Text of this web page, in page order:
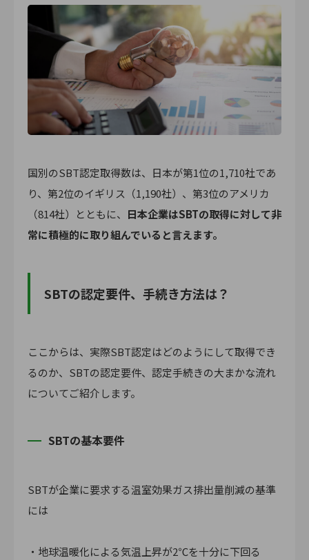
国別のSBT認定取得数は、日本が第1位の1,710社であ
り、第2位のイギリス（1,190社）、第3位のアメリカ
（814社）とともに、 日本企業はSBTの取得に対して非
常に積極的に取り組んでいると言えます。
SBTの認定要件、手続き方法は？
ここからは、実際SBT認定はどのようにして取得でき
るのか、SBTの認定要件、認定手続きの大まかな流れ
についてご紹介します。
SBTの基本要件
SBTが企業に要求する温室効果ガス排出量削減の基準
には
・地球温暖化による気温上昇が2℃を十分に下回る